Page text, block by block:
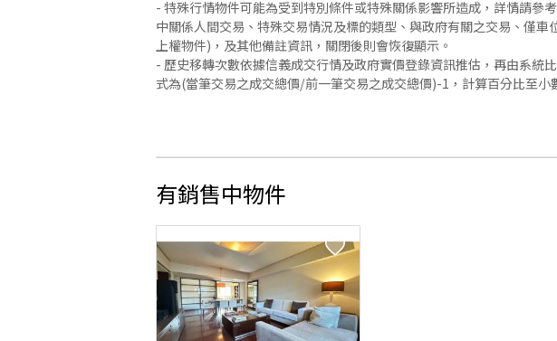
- 特殊行情物件可能為受到特別條件或特殊關係影響所造成，詳情請
中關係人間交易、特殊交易情況及標的類型、與政府有關之交易、僅
上權物件)，及其他備註資訊，關閉後則會恢復顯示。
- 歷史移轉次數依據信義成交行情及政府實價登錄資訊推估，再由系
式為(當筆交易之成交總價/前一筆交易之成交總價)-1，計算百分比至
有銷售中物件